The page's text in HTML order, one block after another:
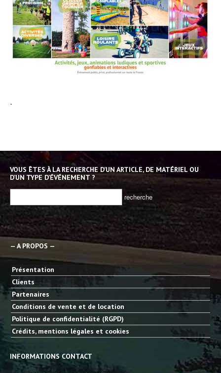
-
VOUS ÊTES À LA RECHERCHE D’UN ARTICLE, DE MATÉRIEL OU
D’UN TYPE D’ÉVÉNEMENT ?
— A PROPOS —
Présentation
Clients
Partenaires
Conditions de vente et de location
Politique de confidentialité (RGPD)
Crédits, mentions légales et cookies
INFORMATIONS CONTACT